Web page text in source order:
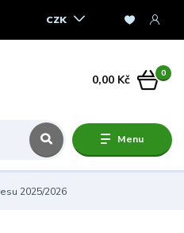
Menu
CZK
0
0,00 Kč
2025/2026